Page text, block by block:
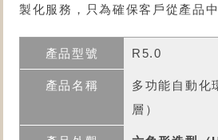
製化服務，只為確保客戶從產品
R5.0
多功能自動化
層）